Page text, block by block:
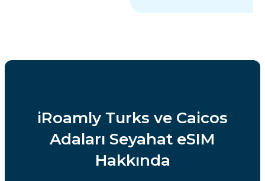
iRoamly Turks ve Caicos
Adaları Seyahat eSIM
Hakkında